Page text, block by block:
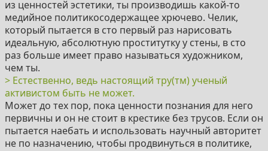
из ценностей эстетики, ты производишь какой-то
медийное политикосодержащее хрючево. Челик,
который пытается в сто первый раз нарисовать
идеальную, абсолютную проститутку у стены, в сто
раз больше имеет право называться художником,
чем ты.
> Естественно, ведь настоящий тру(тм) ученый
активистом быть не может.
Может до тех пор, пока ценности познания для него
первичны и он не стоит в крестике без трусов. Если он
пытается наебать и использовать научный авторитет
не по назначению, чтобы продвинуться в политике,